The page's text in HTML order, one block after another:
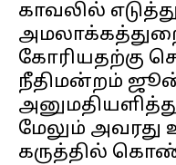
காவலில்
கோரியதற்கு
நீதிமன்றம் ஜூன்
மேலும்
கருத்தில்